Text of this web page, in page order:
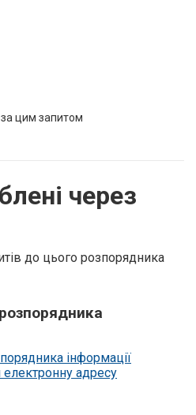
за цим запитом
через
до цього розпорядника
інформації
електронну адресу